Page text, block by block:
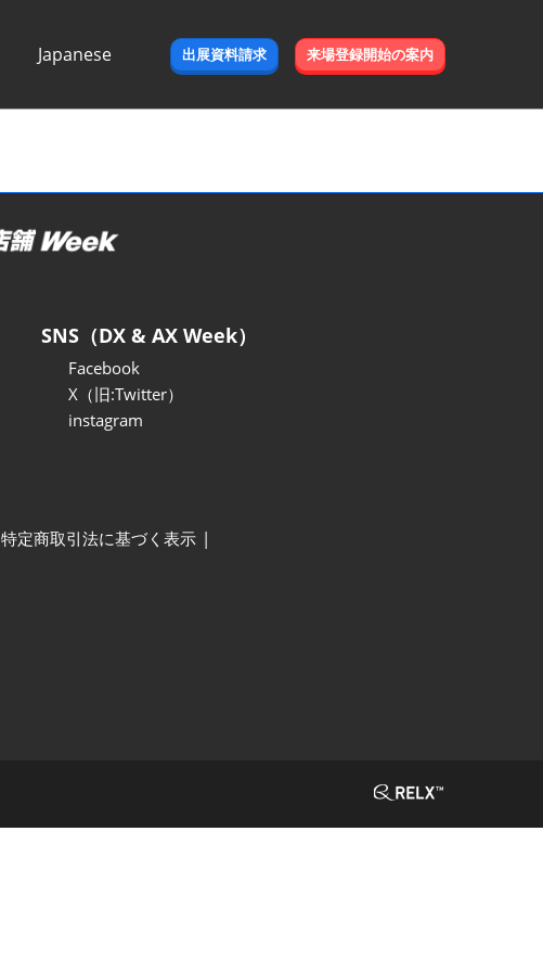
Japanese
出展資料請求 来場登録開始の案内
SNS（DX & AX Week）
Facebook
X（旧:Twitter）
instagram
特定商取引法に基づく表示